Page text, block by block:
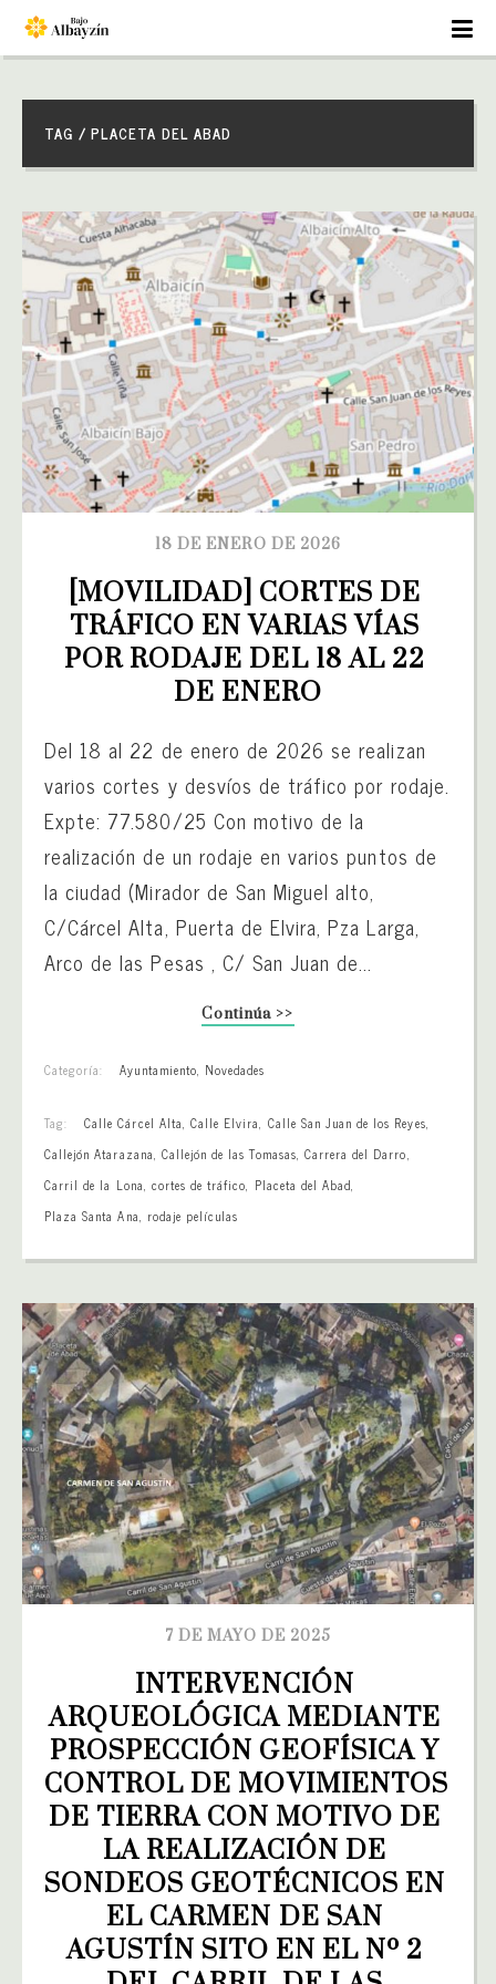
TAG / PLACETA DEL ABAD
18 DE ENERO DE 2026
[MOVILIDAD] CORTES DE
TRÁFICO EN VARIAS VÍAS
POR RODAJE DEL 18 AL 22
DE ENERO
Del 18 al 22 de enero de 2026 se realizan
varios cortes y desvíos de tráfico por rodaje.
Expte: 77.580/25 Con motivo de la
realización de un rodaje en varios puntos de
la ciudad (Mirador de San Miguel alto,
C/Cárcel Alta, Puerta de Elvira, Pza Larga,
Arco de las Pesas , C/ San Juan de...
Continúa >>
Categoría: Ayuntamiento, Novedades
Tag: Calle Cárcel Alta, Calle Elvira, Calle San Juan de los Reyes,
Callejón Atarazana, Callejón de las Tomasas, Carrera del Darro,
Carril de la Lona, cortes de tráfico, Placeta del Abad,
Plaza Santa Ana, rodaje películas
7 DE MAYO DE 2025
INTERVENCIÓN
ARQUEOLÓGICA MEDIANTE
PROSPECCIÓN GEOFÍSICA Y
CONTROL DE MOVIMIENTOS
DE TIERRA CON MOTIVO DE
LA REALIZACIÓN DE
SONDEOS GEOTÉCNICOS EN
EL CARMEN DE SAN
AGUSTÍN SITO EN EL Nº 2